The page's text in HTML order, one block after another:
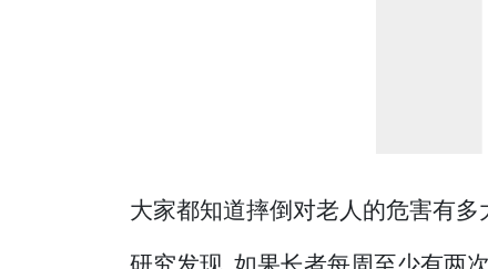
大家都知道摔倒对老人的危害有